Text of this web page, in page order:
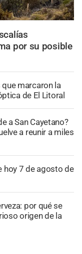
por su posible
marcaron la
de El Litoral
a San Cayetano?
a reunir a miles
hoy 7 de agosto de
por qué se
origen de la